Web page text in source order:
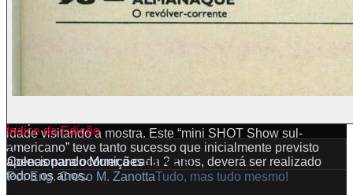
A importação de todos os itens do segmento, e não só
as armas de fogo em si, é totalmente liberada, gerando
próprio RENAR
que foi responsável pelo estupendo sucesso da feira
idade visitando a mostra. Este “mini SHOT Show sul-
americano” teve tanto sucesso que inicialmente previsto
apenas para ocorrer a cada 2 anos, deverá ser realizado
todos os anos.
Índice da Edição
20
Colecionando MuniçõesEspecial
PorEng. Creso M. ZanottaTudo, mas tudo mesmo!